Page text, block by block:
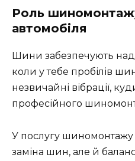
Роль
автомобіля
Шини забезпечують
коли у тебе пробілів
незвичайні вібрації,
професійного
У послугу
заміна шин, але й